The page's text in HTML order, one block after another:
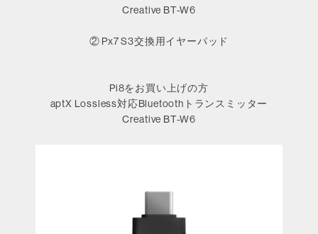
Creative BT-W6
② Px7 S3交換用イヤーパッド
Pi8をお買い上げの方
aptX Lossless対応Bluetoothトランスミッター
Creative BT-W6